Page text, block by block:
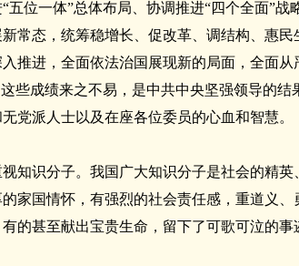
位一体”总体布局、协调推进“四个全面”战
常态，统筹稳增长、促改革、调结构、惠
推进，全面依法治国展现新的局面，全面
些成绩来之不易，是中共中央坚强领导的
党派人士以及在座各位委员的心血和智慧。
知识分子。我国广大知识分子是社会的精
家国情怀，有强烈的社会责任感，重道义
的甚至献出宝贵生命，留下了可歌可泣的事